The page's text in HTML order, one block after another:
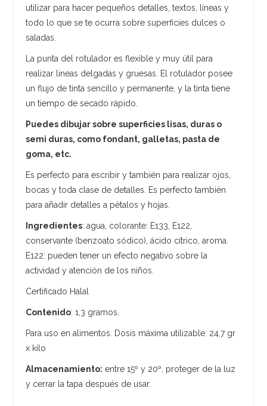
utilizar para hacer pequeños detalles, textos, líneas y
todo lo que se te ocurra sobre superficies dulces o
saladas.
La punta del rotulador es flexible y muy útil para
realizar lineas delgadas y gruesas. El rotulador posee
un flujo de tinta sencillo y permanente, y la tinta tiene
un tiempo de secado rápido.
Puedes dibujar sobre superficies lisas, duras o
semi duras, como fondant, galletas, pasta de
goma, etc.
Es perfecto para escribir y también para realizar ojos,
bocas y toda clase de detalles. Es perfecto también
para añadir detalles a pétalos y hojas.
Ingredientes: agua, colorante: E133, E122,
conservante (benzoato sódico), ácido cítrico, aroma.
E122: pueden tener un efecto negativo sobre la
actividad y atención de los niños.
Certificado Halal
Contenido: 1,3 gramos.
Para uso en alimentos. Dosis máxima utilizable: 24,7 gr
x kilo
Almacenamiento: entre 15º y 20º, proteger de la luz
y cerrar la tapa después de usar.